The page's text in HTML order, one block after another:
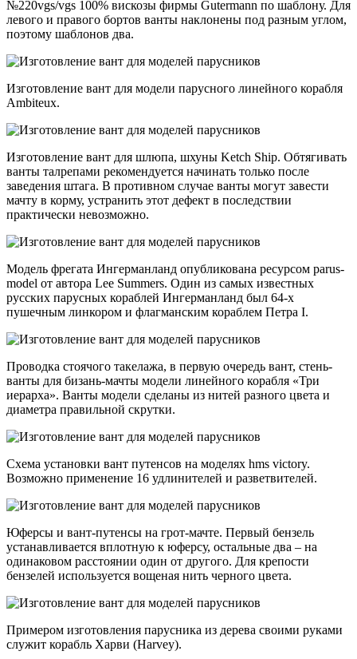
№220vgs/vgs 100% вискозы фирмы Gutermann по шаблону. Для
левого и правого бортов ванты наклонены под разным углом,
поэтому шаблонов два.
Изготовление вант для модели парусного линейного корабля
Ambiteux.
Изготовление вант для шлюпа, шхуны Ketch Ship. Обтягивать
ванты талрепами рекомендуется начинать только после
заведения штага. В противном случае ванты могут завести
мачту в корму, устранить этот дефект в последствии
практически невозможно.
Модель фрегата Ингерманланд опубликована ресурсом parus-
model от автора Lee Summers. Один из самых известных
русских парусных кораблей Ингерманланд был 64-х
пушечным линкором и флагманским кораблем Петра I.
Проводка стоячого такелажа, в первую очередь вант, стень-
ванты для бизань-мачты модели линейного корабля «Три
иерарха». Ванты модели сделаны из нитей разного цвета и
диаметра правильной скрутки.
Схема установки вант путенсов на моделях hms victory.
Возможно применение 16 удлинителей и разветвителей.
Юферсы и вант-путенсы на грот-мачте. Первый бензель
устанавливается вплотную к юферсу, остальные два – на
одинаковом расстоянии один от другого. Для крепости
бензелей используется вощеная нить черного цвета.
Примером изготовления парусника из дерева своими руками
служит корабль Харви (Harvey).